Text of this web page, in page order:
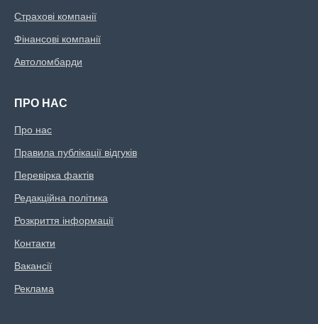
Страхові компанії
Фінансові компанії
Автоломбарди
ПРО НАС
Про нас
Правила публікації відгуків
Перевірка фактів
Редакційна політика
Розкриття інформації
Контакти
Вакансії
Реклама